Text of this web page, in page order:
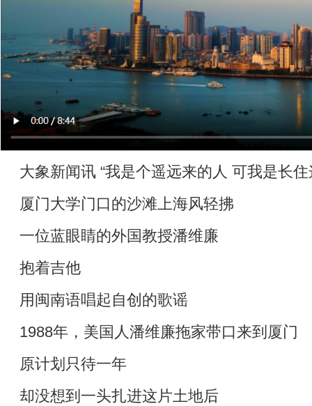
大象新闻讯 “我是个遥远来的人 可我是长住
厦门大学门口的沙滩上海风轻拂
一位蓝眼睛的外国教授潘维廉
抱着吉他
用闽南语唱起自创的歌谣
1988年，美国人潘维廉拖家带口来到厦门
原计划只待一年
却没想到一头扎进这片土地后